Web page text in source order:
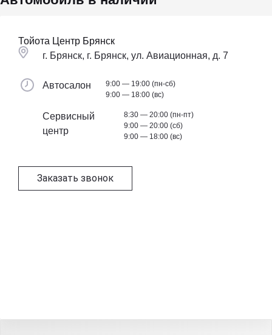
Тойота Центр Брянск
г. Брянск, г. Брянск, ул. Авиационная, д. 7
Автосалон
9:00 — 19:00 (пн-сб)
9:00 — 18:00 (вс)
Сервисный
центр
8:30 — 20:00 (пн-пт)
9:00 — 20:00 (сб)
9:00 — 18:00 (вс)
Заказать звонок